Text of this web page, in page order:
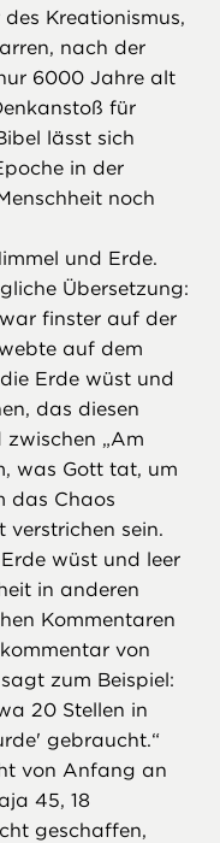
Kreationismus,
nach der
6000 Jahre alt
für
lässt sich
in der
noch
und Erde.
Übersetzung:
finster auf der
auf dem
die Erde wüst und
das diesen
„Am
was Gott tat, um
das Chaos
verstrichen sein.
wüst und leer
in anderen
Kommentaren
von
zum Beispiel:
20 Stellen in
gebraucht.“
von Anfang an
45, 18
geschaffen,